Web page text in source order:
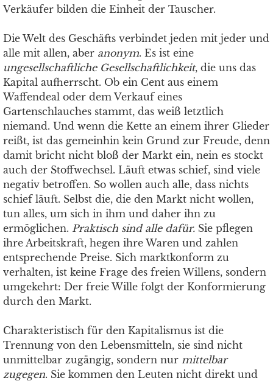
Verkäufer bilden die Einheit der Tauscher.
Die Welt des Geschäfts verbindet jeden mit jeder und
alle mit allen, aber anonym. Es ist eine
ungesellschaftliche Gesellschaftlichkeit, die uns das
Kapital aufherrscht. Ob ein Cent aus einem
Waffendeal oder dem Verkauf eines
Gartenschlauches stammt, das weiß letztlich
niemand. Und wenn die Kette an einem ihrer Glieder
reißt, ist das gemeinhin kein Grund zur Freude, denn
damit bricht nicht bloß der Markt ein, nein es stockt
auch der Stoffwechsel. Läuft etwas schief, sind viele
negativ betroffen. So wollen auch alle, dass nichts
schief läuft. Selbst die, die den Markt nicht wollen,
tun alles, um sich in ihm und daher ihn zu
ermöglichen. Praktisch sind alle dafür. Sie pflegen
ihre Arbeitskraft, hegen ihre Waren und zahlen
entsprechende Preise. Sich marktkonform zu
verhalten, ist keine Frage des freien Willens, sondern
umgekehrt: Der freie Wille folgt der Konformierung
durch den Markt.
Charakteristisch für den Kapitalismus ist die
Trennung von den Lebensmitteln, sie sind nicht
unmittelbar zugängig, sondern nur mittelbar
zugegen. Sie kommen den Leuten nicht direkt und